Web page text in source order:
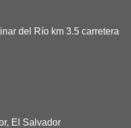
del Río km 3.5 carretera
El Salvador